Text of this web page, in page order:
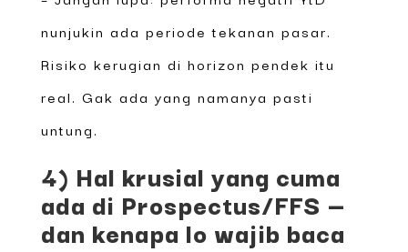
nunjukin ada periode tekanan pasar.
Risiko kerugian di horizon pendek itu
real. Gak ada yang namanya pasti
untung.
4) Hal krusial yang cuma
ada di Prospectus/FFS —
dan kenapa lo wajib baca